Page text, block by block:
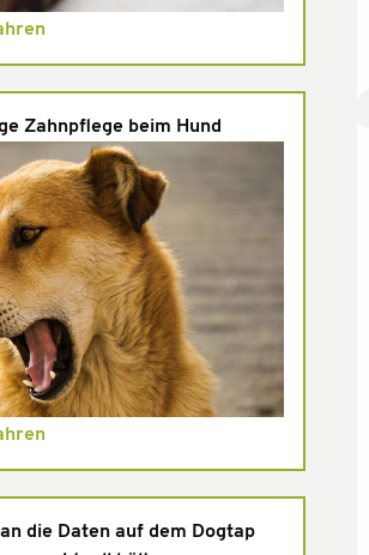
Zahnpflege beim Hund
die Daten auf dem Dogtap